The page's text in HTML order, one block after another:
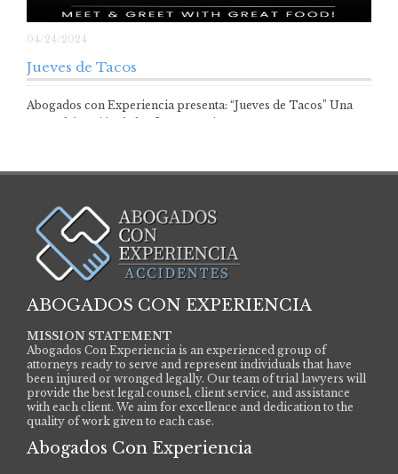
04/24/2024
Jueves de Tacos
Abogados con Experiencia presenta: “Jueves de Tacos” Una
pre-celebración de las fiestas patrias Ven a…
ABOGADOS CON EXPERIENCIA
MISSION STATEMENT
Abogados Con Experiencia is an experienced group of
attorneys ready to serve and represent individuals that have
been injured or wronged legally. Our team of trial lawyers will
provide the best legal counsel, client service, and assistance
with each client. We aim for excellence and dedication to the
quality of work given to each case.
Abogados Con Experiencia